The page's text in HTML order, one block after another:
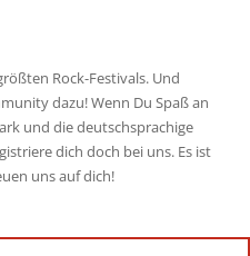
Rock-Festivals. Und
dazu! Wenn Du Spaß an
und die deutschsprachige
dich doch bei uns. Es ist
uns auf dich!